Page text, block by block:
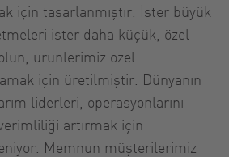
için tasarlanmıştır. İster büyük
ister daha küçük, özel
ürünlerimiz özel
için üretilmiştir. Dünyanın
liderleri, operasyonlarını
artırmak için
Memnun müşterilerimiz